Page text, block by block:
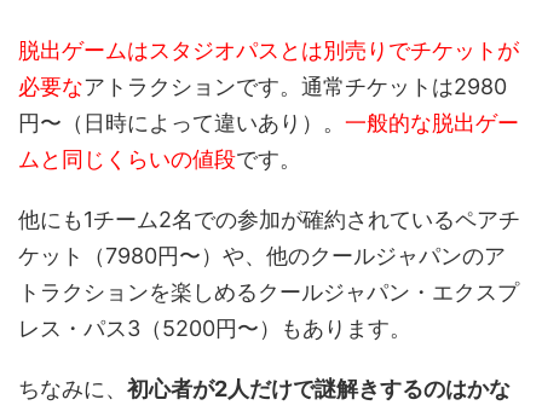
脱出ゲームはスタジオパスとは別売りでチケットが
必要なアトラクションです。通常チケットは2980
円〜（日時によって違いあり）。 一般的な脱出ゲー
ムと同じくらいの値段です。
他にも1チーム2名での参加が確約されているペアチ
ケット（7980円〜）や、他のクールジャパンのア
トラクションを楽しめるクールジャパン・エクスプ
レス・パス3（5200円〜）もあります。
ちなみに、 初心者が2人だけで謎解きするのはかな